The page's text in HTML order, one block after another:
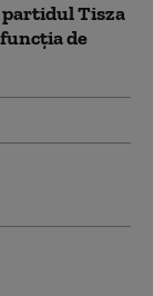
partidul Tisza
de